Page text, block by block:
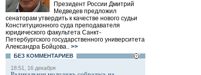
Президент России Дмитрий
Медведев предложил
сенаторам утвердить к качестве нового судьи
Конституционного суда преподавателя
юридического факультета Санкт-
Петербургского государственного университета
Александра Бойцова.. >>
БЕЗ КОМMЕНТАРИЕВ
18:51, 16 декабря